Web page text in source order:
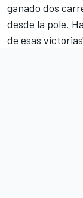
ganado dos
desde la pole.
de esas